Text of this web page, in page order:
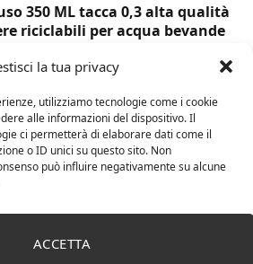
la tua privacy
utilizziamo tecnologie come i cookie
alle informazioni del dispositivo. Il
ci permetterà di elaborare dati come il
o ID unici su questo sito. Non
può influire negativamente su alcune
ACCETTA
350 ML tacca 0,3 alta qualità
riciclabili per acqua bevande